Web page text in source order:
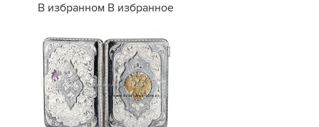
В избранном В избранное